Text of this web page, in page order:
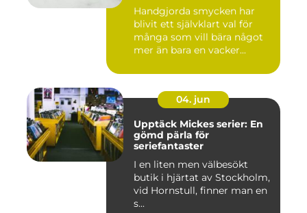
Handgjorda smycken har
blivit ett självklart val för
många som vill bära något
mer än bara en vacker...
04. jun
Upptäck Mickes serier: En
gömd pärla för
seriefantaster
I en liten men välbesökt
butik i hjärtat av Stockholm,
vid Hornstull, finner man en
s...